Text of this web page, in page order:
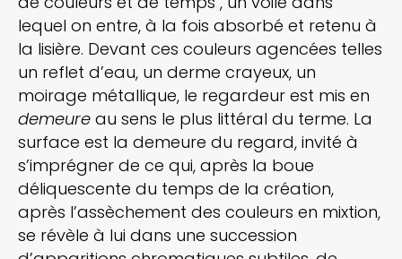
lequel on entre, à la fois absorbé et retenu à
la lisière. Devant ces couleurs agencées telles
un reflet d’eau, un derme crayeux, un
moirage métallique, le regardeur est mis en
demeure au sens le plus littéral du terme. La
surface est la demeure du regard, invité à
s’imprégner de ce qui, après la boue
déliquescente du temps de la création,
après l’assèchement des couleurs en mixtion,
se révèle à lui dans une succession